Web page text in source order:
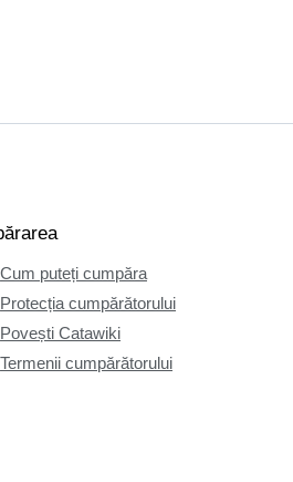
Cum puteți cumpăra
Protecția cumpărătorului
Povești Catawiki
Termenii cumpărătorului